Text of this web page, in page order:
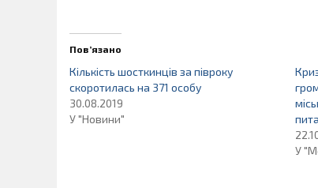
Пов’язано
Кількість шосткинців за півроку
скоротилась на 371 особу
30.08.2019
У "Новини"
У